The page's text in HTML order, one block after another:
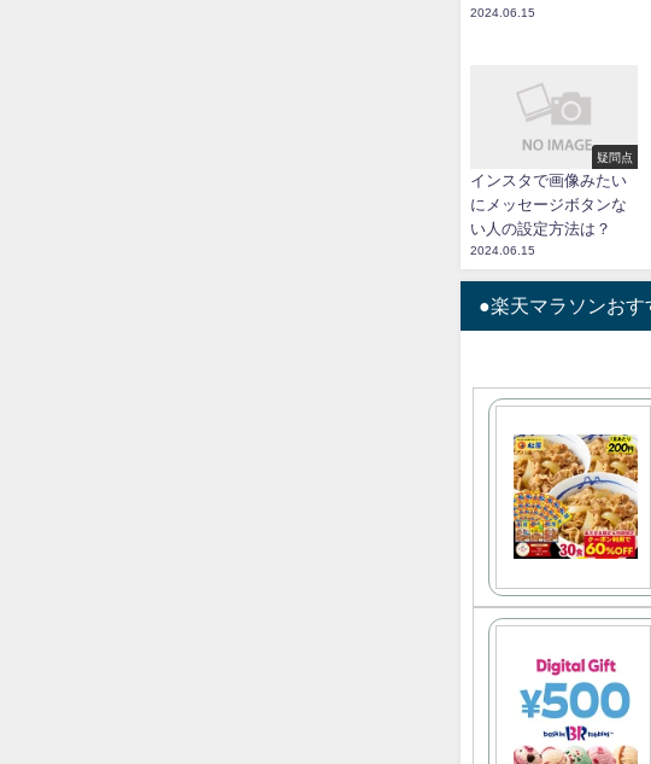
2024.06.15
疑問点
インスタで画像みたい
にメッセージボタンな
い人の設定方法は？
2024.06.15
●楽天マラソンおす